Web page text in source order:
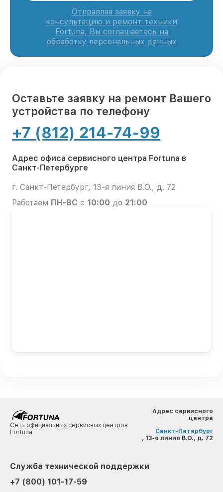
Отправляя заявку на
консультацию и ремонт техники
Fortuna, Вы соглашаетесь на
обработку персональных данных
Оставьте заявку на ремонт Вашего
устройства по телефону
+7 (812) 214-74-99
Адрес офиса сервисного центра Fortuna в
Санкт-Петербурге
г. Санкт-Петербург, 13-я линия В.О., д. 72
Работаем ПН-ВС с 10:00 до 21:00
Сеть официальных сервисных центров
Fortuna
Адрес сервисного
центра
Санкт-Петербург
, 13-я линия В.О., д. 72
Служба технической поддержки
+7 (800) 101-17-59